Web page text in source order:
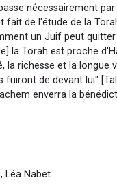
nécessairement
fait de l'étude de la
un Juif peut
la Torah est proche
la richesse et la longue
fuiront de devant lui"
enverra la
Léa Nabet